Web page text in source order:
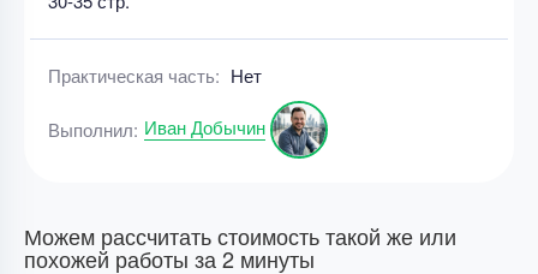
Практическая часть: Нет
Выполнил: Иван Добычин
Можем рассчитать стоимость такой же или
похожей работы за 2 минуты